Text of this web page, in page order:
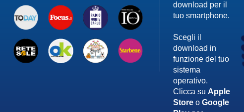
download per il
tuo smartphone.
Scegli il
download in
funzione del tuo
sistema
operativo.
Clicca suApple
Store oGoogle